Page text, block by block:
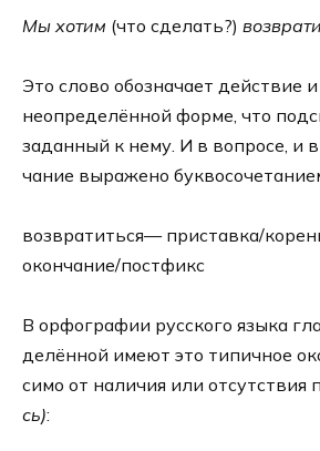
Мы хотим (что сде­лать?)
Это сло­во обо­зна­ча­ет дей­ствие
неопре­де­лён­ной фор­ме, что
задан­ный к нему. И в вопро­се, и
ча­ние выра­же­но
возвратиться— приставка/
окончание/постфикс
В орфо­гра­фии рус­ско­го язы­ка
де­лён­ной име­ют это типич­ное
си­мо от нали­чия или отсут­ствия
сь):